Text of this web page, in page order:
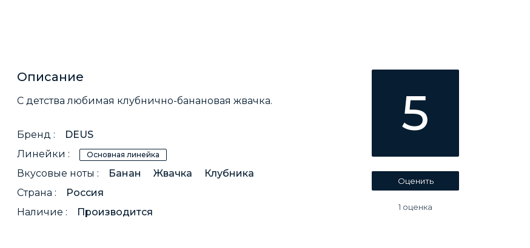
Описание
С детства любимая клубнично-банановая жвачка.
Бренд :
DEUS
Линейки :
Основная линейка
Вкусовые ноты : Банан Жвачка
Клубника
Страна :
Россия
Наличие :
Производится
5
1 оценка